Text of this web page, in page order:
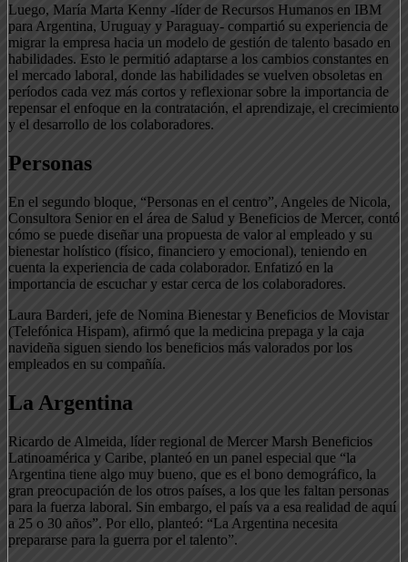
Luego, María Marta Kenny -líder de Recursos Humanos en IBM
para Argentina, Uruguay y Paraguay- compartió su experiencia de
migrar la empresa hacia un modelo de gestión de talento basado en
habilidades. Esto le permitió adaptarse a los cambios constantes en
el mercado laboral, donde las habilidades se vuelven obsoletas en
períodos cada vez más cortos y reflexionar sobre la importancia de
repensar el enfoque en la contratación, el aprendizaje, el crecimiento
y el desarrollo de los colaboradores.
Personas
En el segundo bloque, “Personas en el centro”, Angeles de Nicola,
Consultora Senior en el área de Salud y Beneficios de Mercer, contó
cómo se puede diseñar una propuesta de valor al empleado y su
bienestar holístico (físico, financiero y emocional), teniendo en
cuenta la experiencia de cada colaborador. Enfatizó en la
importancia de escuchar y estar cerca de los colaboradores.
Laura Barderi, jefe de Nomina Bienestar y Beneficios de Movistar
(Telefónica Hispam), afirmó que la medicina prepaga y la caja
navideña siguen siendo los beneficios más valorados por los
empleados en su compañía.
La Argentina
Ricardo de Almeida, líder regional de Mercer Marsh Beneficios
Latinoamérica y Caribe, planteó en un panel especial que “la
Argentina tiene algo muy bueno, que es el bono demográfico, la
gran preocupación de los otros países, a los que les faltan personas
para la fuerza laboral. Sin embargo, el país va a esa realidad de aquí
a 25 o 30 años”. Por ello, planteó: “La Argentina necesita
prepararse para la guerra por el talento”.